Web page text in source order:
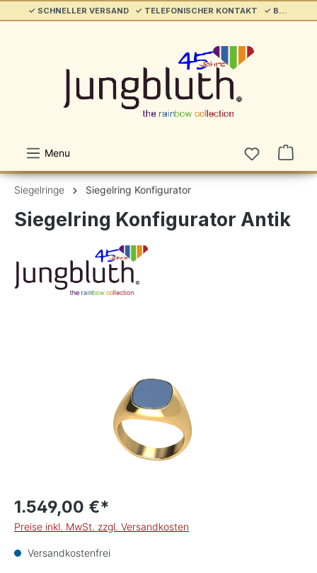
springen ✓ SCHNELLER VERSAND ✓ TELEFONISCHER KONTAKT ✓ BELIEBT & ETABLIERT ✓ SERVICE/HILFE
Menu
Siegelringe Siegelring Konfigurator
Siegelring Konfigurator Antik
1.549,00 €*
Preise inkl. MwSt. zzgl. Versandkosten
Versandkostenfrei